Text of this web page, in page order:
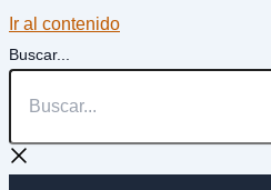
Ir al contenido
Buscar...